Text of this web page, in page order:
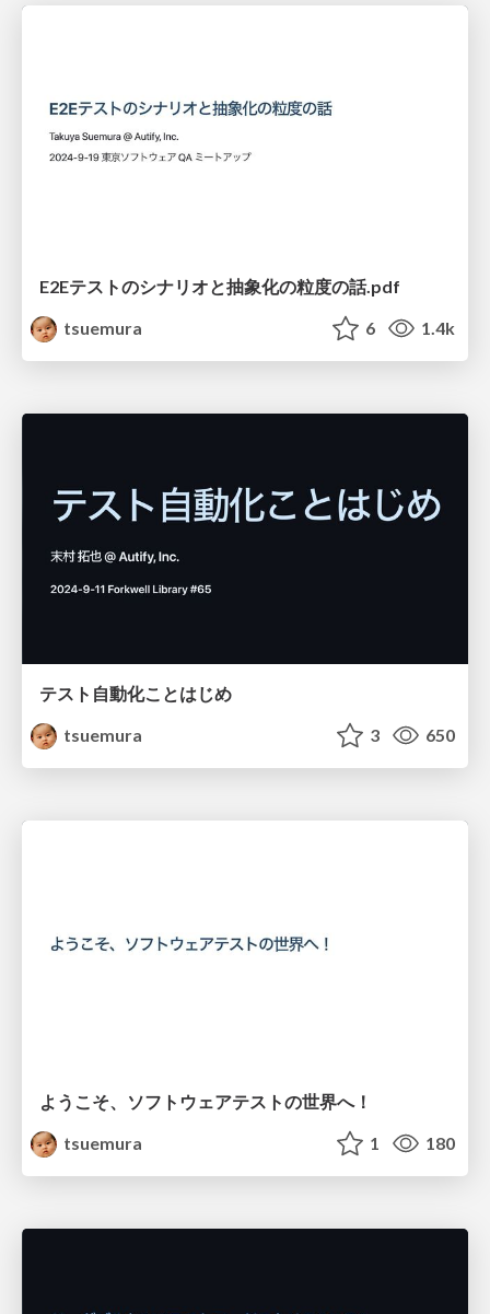
E2Eテストのシナリオと抽象化の粒度の話.pdf
tsuemura
6 1.4k
テスト自動化ことはじめ
tsuemura
3 650
ようこそ、ソフトウェアテストの世界へ！
tsuemura
1 180